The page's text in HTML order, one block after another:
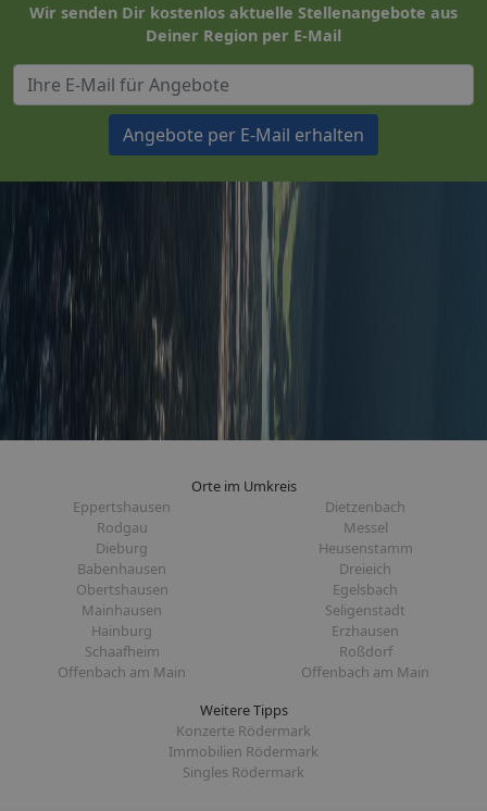
Wir senden Dir kostenlos aktuelle Stellenangebote aus
Deiner Region per E-Mail
Angebote per E-Mail erhalten
Orte im Umkreis
Eppertshausen
Dietzenbach
Rodgau
Messel
Dieburg
Heusenstamm
Babenhausen
Dreieich
Obertshausen
Egelsbach
Mainhausen
Seligenstadt
Hainburg
Erzhausen
Schaafheim
Roßdorf
Offenbach am Main
Offenbach am Main
Weitere Tipps
Konzerte Rödermark
Immobilien Rödermark
Singles Rödermark